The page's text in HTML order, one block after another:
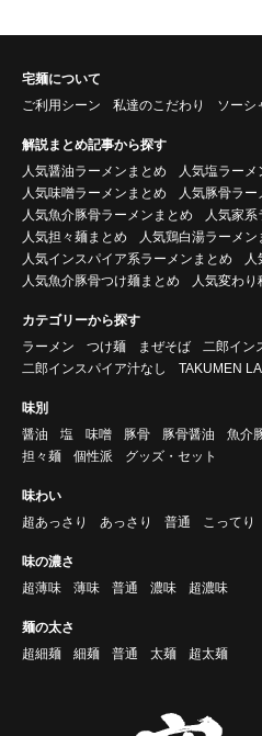
宅麺について
ご利用シーン
私達のこだわり ソーシ
解説まとめ記事から探す
人気醤油ラーメンまとめ
人気塩ラーメ
人気味噌ラーメンまとめ
人気豚骨ラ
人気魚介豚骨ラーメンまとめ
人気家
人気担々麺まとめ
人気鶏白湯ラーメン
人気インスパイア系ラーメンまとめ
人気魚介豚骨つけ麺まとめ
人気変わ
カテゴリーから探す
ラーメン
つけ麺 まぜそば
二郎イン
二郎インスパイア汁なし
TAKUMEN
味別
醤油
塩 味噌 豚骨 豚骨醤油 魚介
担々麺
個性派 グッズ・セット
味わい
超あっさり
あっさり 普通 こってり
味の濃さ
超薄味
薄味 普通 濃味 超濃味
麺の太さ
超細麺
細麺 普通 太麺 超太麺